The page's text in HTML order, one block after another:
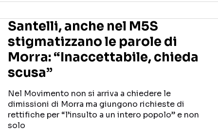
Seguici sui social
Santelli, anche nel M5S
stigmatizzano le parole di
Morra: “Inaccettabile, chieda
scusa”
Nel Movimento non si arriva a chiedere le
dimissioni di Morra ma giungono richieste di
rettifiche per “l’insulto a un intero popolo” e non
solo